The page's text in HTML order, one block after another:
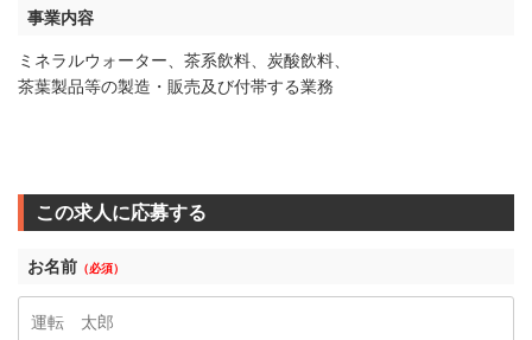
事業内容
ミネラルウォーター、茶系飲料、炭酸飲料、
茶葉製品等の製造・販売及び付帯する業務
この求人に応募する
お名前 （必須）